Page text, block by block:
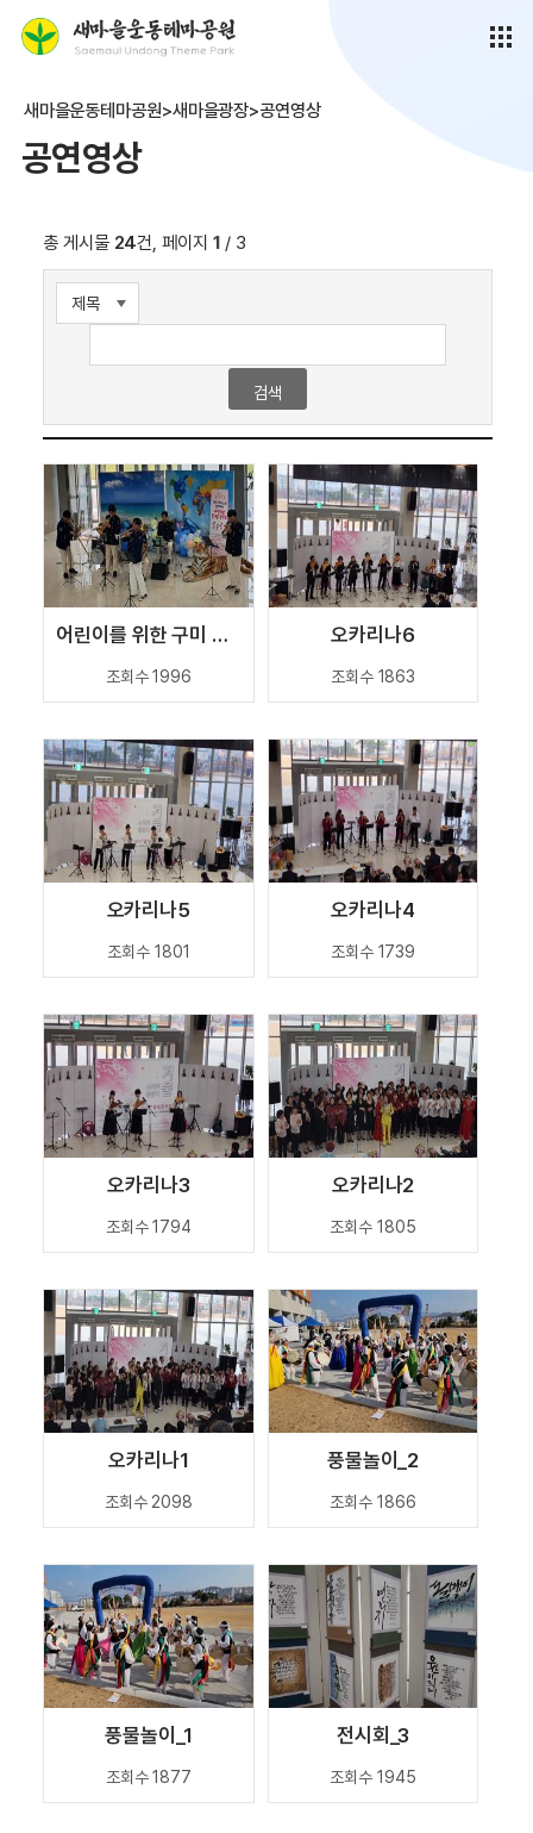
새마을운동테마공원>새마을광장>공연영상
공연영상
총 게시물 24건, 페이지 1 / 3
어린이를 위한 구미 마루오케스트라 공연
조회수 1996
오카리나6
조회수 1863
오카리나5
조회수 1801
오카리나4
조회수 1739
오카리나3
조회수 1794
오카리나2
조회수 1805
오카리나1
조회수 2098
풍물놀이_2
조회수 1866
풍물놀이_1
조회수 1877
전시회_3
조회수 1945